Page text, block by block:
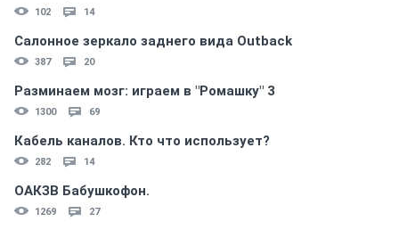
102 14
Салонное зеркало заднего вида Outback
387 20
Разминаем мозг: играем в "Ромашку" 3
1300 69
Кабель каналов. Кто что использует?
282 14
ОАКЗВ Бабушкофон.
1269 27